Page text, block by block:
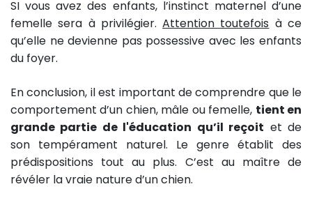
SI vous avez des enfants, l’instinct maternel d’une
femelle sera à privilégier.Attention toutefois à ce
qu’elle ne devienne pas possessive avec les enfants
du foyer.
En conclusion, il est important de comprendre que le
comportement d’un chien, mâle ou femelle, tient en
grande partie de l'éducation qu’il reçoit et de
son tempérament naturel. Le genre établit des
prédispositions tout au plus. C’est au maître de
révéler la vraie nature d’un chien.